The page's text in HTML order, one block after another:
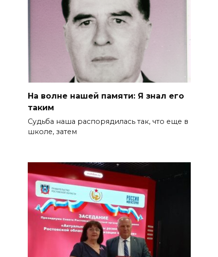
На волне нашей памяти: Я знал его
таким
Судьба наша распорядилась так, что еще в
школе, затем